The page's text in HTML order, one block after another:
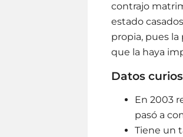
contrajo
estado
propia, pues
que la haya
Datos
En 2003
pasó a
Tiene un